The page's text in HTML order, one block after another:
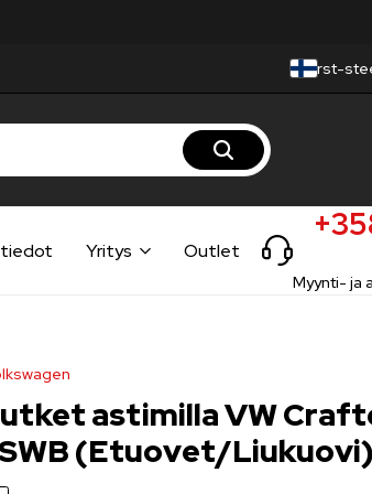
rst-
Yritys Outlet
Myynti- ja
astimilla VW
(Etuovet/Liukuovi)